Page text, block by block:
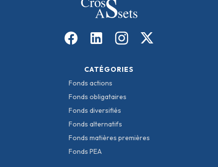
CATÉGORIES
Fonds actions
Fonds obligataires
Fonds diversifiés
Fonds alternatifs
Fonds matières premières
Fonds PEA